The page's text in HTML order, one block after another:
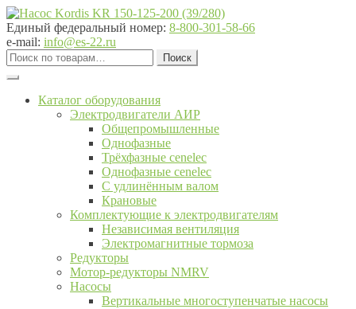
Перейти
к
навигации
Перейти
к
содержимому
Единый федеральный номер: 8-800-301-58-66
e-mail: info@es-22.ru
Искать:
Поиск
Каталог оборудования
Электродвигатели АИР
Общепромышленные
Однофазные
Трёхфазные cenelec
Однофазные cenelec
С удлинённым валом
Крановые
Комплектующие к электродвигателям
Независимая вентиляция
Электромагнитные тормоза
Редукторы
Мотор-редукторы NMRV
Насосы
Вертикальные многоступенчатые насосы